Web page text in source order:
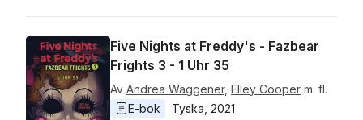
Five Nights at Freddy's - Fazbear
Frights 3 - 1 Uhr 35
Av Andrea Waggener, Elley Cooper m. fl.
E-bok
Tyska 2021